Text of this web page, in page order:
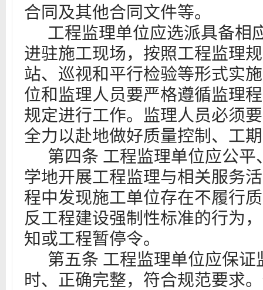
合同及其他合同文件等。
工程监理单位应选派具备相
进驻施工现场，按照工程监理
站、巡视和平行检验等形式实
位和监理人员要严格遵循监理
规定进行工作。监理人员必须
全力以赴地做好质量控制、工
第四条 工程监理单位应公平
学地开展工程监理与相关服务
程中发现施工单位存在不履行
反工程建设强制性标准的行为
知或工程暂停令。
第五条 工程监理单位应保证
时、正确完整，符合规范要求